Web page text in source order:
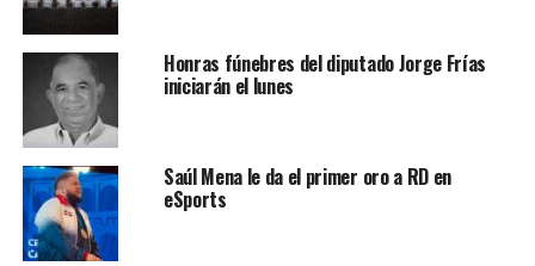
Honras fúnebres del diputado Jorge Frías
iniciarán el lunes
Saúl Mena le da el primer oro a RD en
eSports